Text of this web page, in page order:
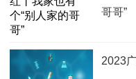
哥哥”
2023